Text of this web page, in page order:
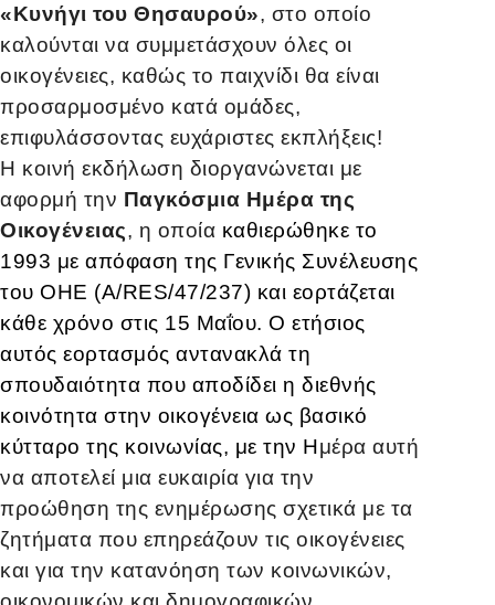
«Κυνήγι του Θησαυρού», στο οποίο
καλούνται να συμμετάσχουν όλες οι
οικογένειες, καθώς το παιχνίδι θα είναι
προσαρμοσμένο κατά ομάδες,
επιφυλάσσοντας ευχάριστες εκπλήξεις!
Η κοινή εκδήλωση διοργανώνεται με
αφορμή την Παγκόσμια Ημέρα της
Οικογένειας, η οποία καθιερώθηκε το
1993 με απόφαση της Γενικής Συνέλευσης
του ΟΗΕ (A/RES/47/237) και εορτάζεται
κάθε χρόνο στις 15 Μαΐου. Ο ετήσιος
αυτός εορτασμός αντανακλά τη
σπουδαιότητα που αποδίδει η διεθνής
κοινότητα στην οικογένεια ως βασικό
κύτταρο της κοινωνίας, με την Ημέρα αυτή
να αποτελεί μια ευκαιρία για την
προώθηση της ενημέρωσης σχετικά με τα
ζητήματα που επηρεάζουν τις οικογένειες
και για την κατανόηση των κοινωνικών,